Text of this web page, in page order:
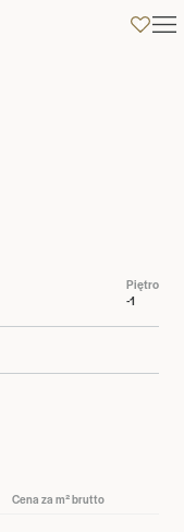
0
Piętro
-1
Cena za m² brutto